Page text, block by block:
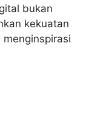
bukan
kekuatan